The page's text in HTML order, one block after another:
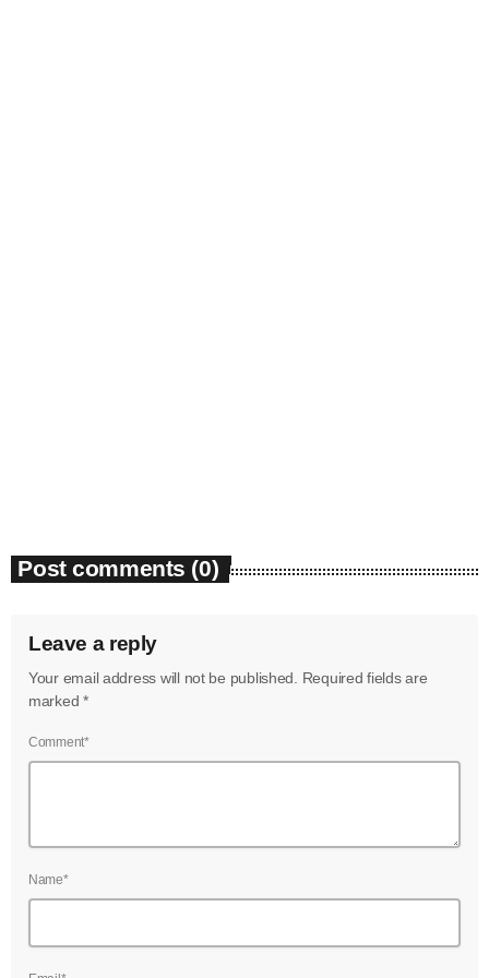
Post comments (0)
Leave a reply
Your email address will not be published. Required fields are
marked *
Comment*
Name*